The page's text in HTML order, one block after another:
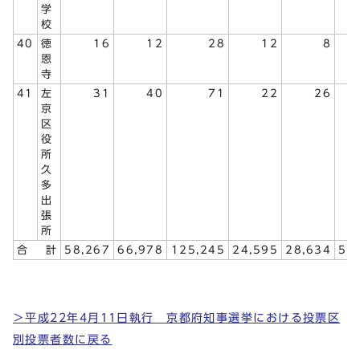
学
校
40
徳
恩
寺
16 12 28 12 8
41
左
京
区
役
所
久
多
出
張
所
31 40 71 22 26
合 計 58,267 66,978 125,245 24,595 28,634
＞平成22年4月11日執行 京都府知事選挙における投票区
別投票者数に戻る